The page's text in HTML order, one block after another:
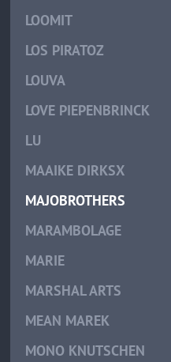
LOOMIT
LOS PIRATOZ
LOUVA
LOVE PIEPENBRINCK
LU
MAAIKE DIRKSX
MAJOBROTHERS
MARAMBOLAGE
MARIE
MARSHAL ARTS
MEAN MAREK
MONO KNUTSCHEN